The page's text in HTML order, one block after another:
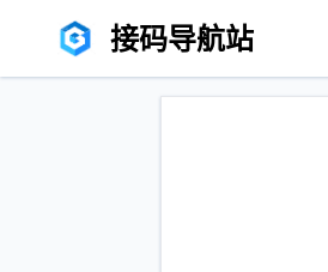
接码导航站